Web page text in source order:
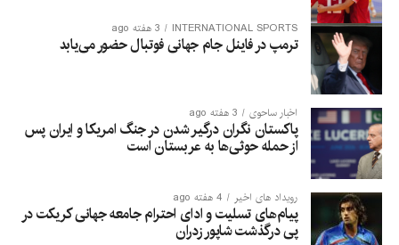
INTERNATIONAL SPORTS 3 هفته ago
ترمپ در فاینل جام جهانی فوتبال حضور می‌یابد
اخبار ساحوی 3 هفته ago
پاکستان نگران درگیر شدن در جنگ امریکا و ایران پس
از حمله حوثی‌ها به عربستان است
رویداد های اخیر 4 هفته ago
پیام‌های تسلیت و ادای احترام جامعه جهانی کریکت در
پی درگذشت شاپور زدران